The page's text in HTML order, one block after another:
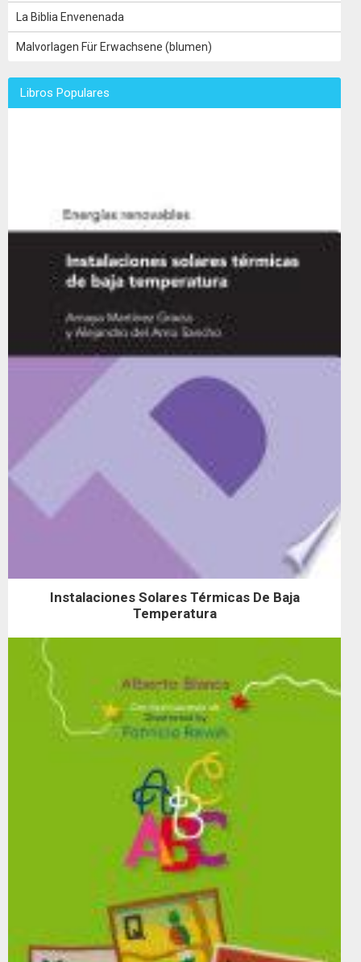
La Biblia Envenenada
Malvorlagen Für Erwachsene (blumen)
Libros Populares
Instalaciones Solares Térmicas De Baja
Temperatura